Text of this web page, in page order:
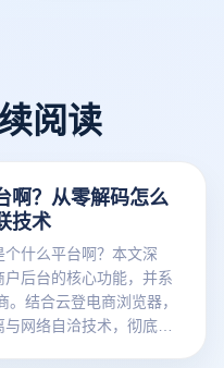
阅读
啊？从零解码怎么
技术
什么平台啊？本文深
后台的核心功能，并系
结合云登电商浏览器，
网络自洽技术，彻底攻